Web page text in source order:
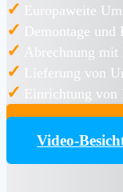
✓ Europaweite
✓ Demontage
✓ Abrechnung
✓ Lieferung von
✓ Einrichtung
Video-